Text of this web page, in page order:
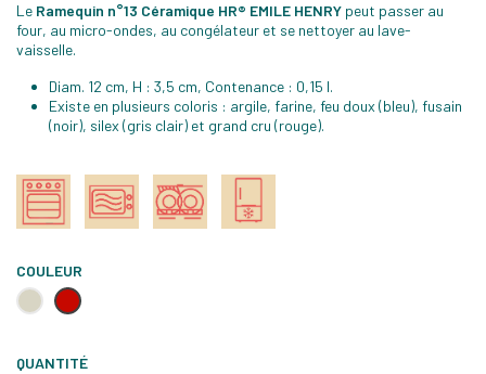
Le Ramequin n°13 Céramique HR® EMILE HENRY peut passer au
four, au micro-ondes, au congélateur et se nettoyer au lave-
vaisselle.
Diam. 12 cm, H : 3,5 cm, Contenance : 0,15 l.
Existe en plusieurs coloris : argile, farine, feu doux (bleu), fusain
(noir), silex (gris clair) et grand cru (rouge).
COULEUR
ArgileRouge
QUANTITÉ